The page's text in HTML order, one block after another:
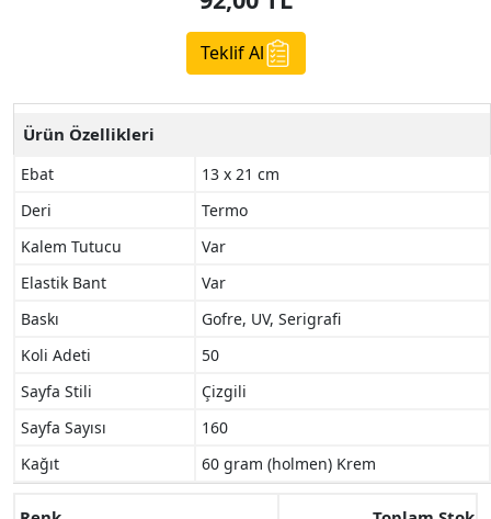
Teklif Al
Ürün Özellikleri
Ebat
13 x 21 cm
Deri
Termo
Kalem Tutucu
Var
Elastik Bant
Var
Baskı
Gofre, UV, Serigrafi
Koli Adeti
50
Sayfa Stili
Çizgili
Sayfa Sayısı
160
Kağıt
60 gram (holmen) Krem